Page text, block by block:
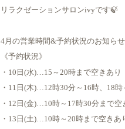
リラクゼーションサロンivyです🍃
4月の営業時間&予約状況のお知ら
《予約状況》
・10日(水)…15～20時まで空きあり
・11日(木)…12時30分～16時、18時
・12日(金)…10時～17時30分まで空
・13日(土)…10時～20時まで空きあ